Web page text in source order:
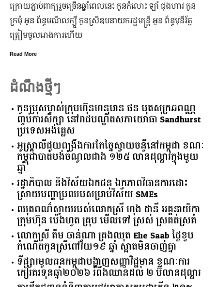
ក្រោយ​ភ្ជាប់​ពាក្យ​រួច​ច្រើន​ឆ្នាំ​ពេលនេះ កូនកំលោះ ឡាំ ជុងហាវ កូន
ក្រមុំ អូន ព័ន្ធមណីលក្ស្មី កូនស្រី​ឧបនាយករដ្ឋមន្ត្រី អូន ព័ន្ធមុនីរ័ត្ន
ត្រៀម​ចូល​រោងការ​ហើយ
Read More
ដំណឹងថ្មីៗ
កូនប្រុសម្ចាស់ក្រុមហ៊ុនហនុមាន ផន មុតសុក្រឆពណ្ណ
ញ្ចប់ការសិក្សា នៅរាជបណ្ឌិតសភាយោធា Sandhurst
ប្រទេសអង់គ្លេស
អូស្ត្រាលី​ជួយ​ពង្រឹង​ការ​កែច្នៃ​ស្វាយចន្ទី​នៅ​កម្ពុជា​ ​ខណៈ​
កម្ពុជា​បាត់បង់​ចំណូល​ជាង​ ​១២៥​ ​លាន​ដុល្លារ​ក្នុង​មួយ​
ឆ្នាំ​
រដ្ឋាភិបាល​ ​និង​វិស័យ​ឯកជន ​ឯកភាព​វិធានការ​ដោះ
ស្រាយ​បញ្ហា​ប្រឈម​​សម្រាប់​វិស័យ​ ​SMEs​
ឈុតពណ៌ស្វាយរបស់លោកស្រី ហុង ដានី អគ្គ​នាយិកា​
ក្រុមហ៊ុន ប៉េងហួត គ្រុប មើលទៅ ស្រស់ ស្រគត់ស្រគំ
លោកស្រី គឹម ចាន់ណា គ្រងឈុត Elie Saab ថ្ងៃខួប
កំណើតកូនស្រីពៅវ័យ១៩ ឆ្នាំ ស្អាតមិនចាញ់គ្នា
ទីផ្សារ​មូលធន​កម្ពុជា​បង្ហាញ​សញ្ញា​វិជ្ជមាន​ ​ខណៈ​ការ​
កៀរគរ​ទុន​ឆ្នាំ​២០២៦​ ​រំពឹង​ឈានដល់​ ​២​ ​ប៊ីលាន​ដុល្លារ​